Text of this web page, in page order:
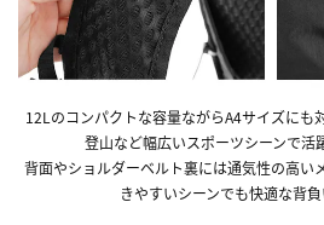
12Lのコンパクトな容量ながらA4サイズにも
登山など幅広いスポーツシーンで活
背面やショルダーベルト裏には通気性の高い
きやすいシーンでも快適な背負